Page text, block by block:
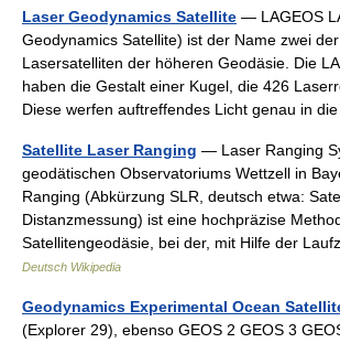
Laser Geodynamics Satellite — LAGEOS
Geodynamics Satellite) ist der Name zwei
Lasersatelliten der höheren Geodäsie. Die
haben die Gestalt einer Kugel, die 426
Diese werfen auftreffendes Licht genau in
Satellite Laser Ranging — Laser Ranging
geodätischen Observatoriums Wettzell in
Ranging (Abkürzung SLR, deutsch etwa:
Distanzmessung) ist eine hochpräzise
Satellitengeodäsie, bei der, mit Hilfe der
Deutsch Wikipedia
Geodynamics Experimental Ocean
(Explorer 29), ebenso GEOS 2 GEOS 3